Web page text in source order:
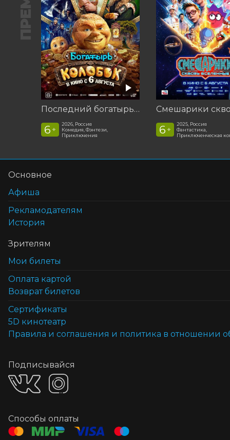
Последний богатырь. Колобок
6 +
2026, Россия
Комедия, Фэнтези,
Приключения
6 +
2025, Россия
Фантастика,
Приключенческая
Основное
Афиша
Рекламодателям
История
Зрителям
Мои билеты
Оплата картой
Возврат билетов
Cертификаты
5D кинотеатр
Правила и соглашения и политика в отношении
Подписывайся
Способы оплаты